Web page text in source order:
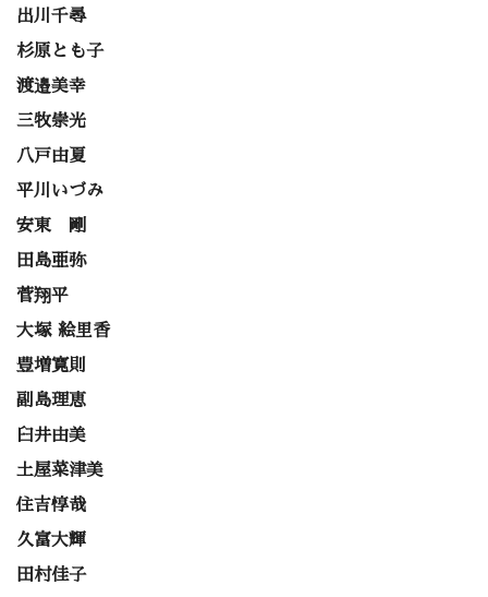
出川千尋
杉原とも子
渡邉美幸
三牧崇光
八戸由夏
平川いづみ
安東 剛
田島亜弥
菅翔平
大塚 絵里香
豊増寛則
副島理恵
臼井由美
土屋菜津美
住吉惇哉
久富大輝
田村佳子